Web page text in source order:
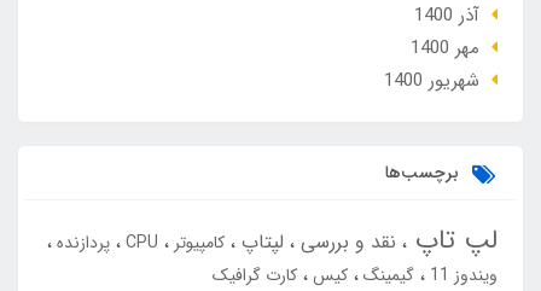
آذر 1400
مهر 1400
شهریور 1400
برچسب‌ها
لپ تاپ نقد و بررسی لپتاپ کامپیوتر CPU پردازنده
ویندوز 11
گیمینگ کیس کارت گرافیک